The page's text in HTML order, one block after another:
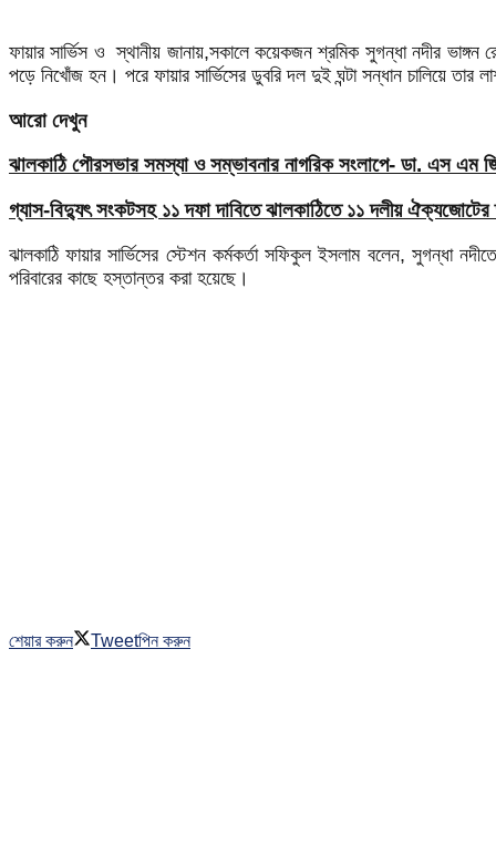
ফায়ার সার্ভিস ও স্থানীয় জানায়,সকালে কয়েকজন শ্রমিক সুগন্ধা নদীর
পড়ে নিখোঁজ হন। পরে ফায়ার সার্ভিসের ডুবরি দল দুই ঘন্টা সন্ধান চালিয়ে তার
আরো দেখুন
ঝালকাঠি পৌরসভার সমস্যা ও সম্ভাবনার নাগরিক সংলাপে- ডা. এস এম
গ্যাস-বিদ্যুৎ সংকটসহ ১১ দফা দাবিতে ঝালকাঠিতে ১১ দলীয় ঐক্যজোটের
ঝালকাঠি ফায়ার সার্ভিসের স্টেশন কর্মকর্তা সফিকুল ইসলাম বলেন, সুগন্ধা
পরিবারের কাছে হস্তান্তর করা হয়েছে।
শেয়ার করুন Tweetপিন করুন